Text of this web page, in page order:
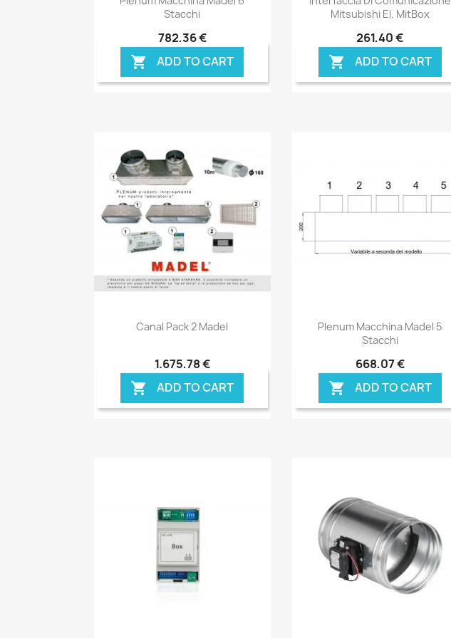
Stacchi
782,36 €
 ADD TO CART
Mitsubishi El. MitBox
261,40 €
 ADD TO CART
Anteprima
Canal Pack 2 Madel
1.675,78 €
 ADD TO CART
Anteprima
Plenum Macchina Madel 5
Stacchi
668,07 €
 ADD TO CART